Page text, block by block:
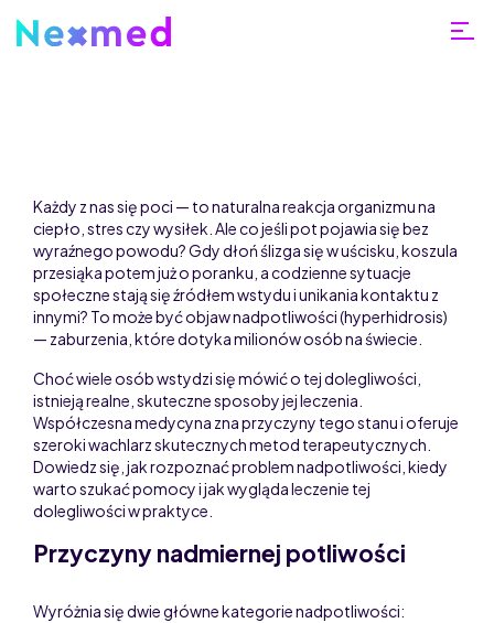
e-
Recepta
Każdy z nas się poci — to naturalna reakcja organizmu na
ciepło, stres czy wysiłek. Ale co jeśli pot pojawia się bez
wyraźnego powodu? Gdy dłoń ślizga się w uścisku, koszula
przesiąka potem już o poranku, a codzienne sytuacje
społeczne stają się źródłem wstydu i unikania kontaktu z
innymi? To może być objaw nadpotliwości (hyperhidrosis)
— zaburzenia, które dotyka milionów osób na świecie.
Choć wiele osób wstydzi się mówić o tej dolegliwości,
istnieją realne, skuteczne sposoby jej leczenia.
Współczesna medycyna zna przyczyny tego stanu i oferuje
szeroki wachlarz skutecznych metod terapeutycznych.
Dowiedz się, jak rozpoznać problem nadpotliwości, kiedy
warto szukać pomocy i jak wygląda leczenie tej
dolegliwości w praktyce.
Przyczyny nadmiernej potliwości
Wyróżnia się dwie główne kategorie nadpotliwości: